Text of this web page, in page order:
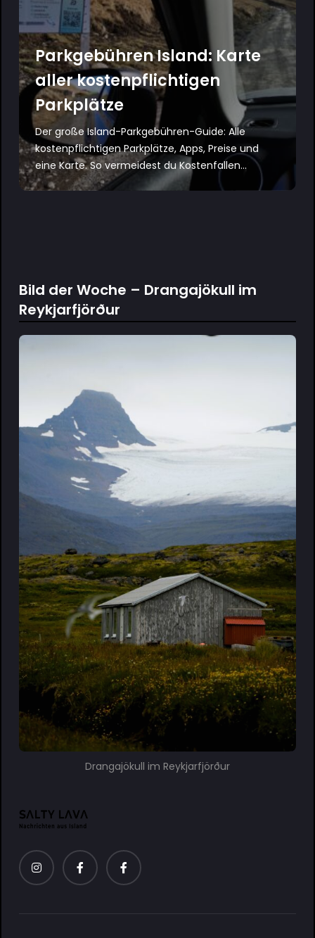
Parkgebühren Island: Karte
aller kostenpflichtigen
Parkplätze
Der große Island-Parkgebühren-Guide: Alle
kostenpflichtigen Parkplätze, Apps, Preise und
eine Karte. So vermeidest du Kostenfallen...
Bild der Woche – Drangajökull im
Reykjarfjörður
Drangajökull im Reykjarfjörður